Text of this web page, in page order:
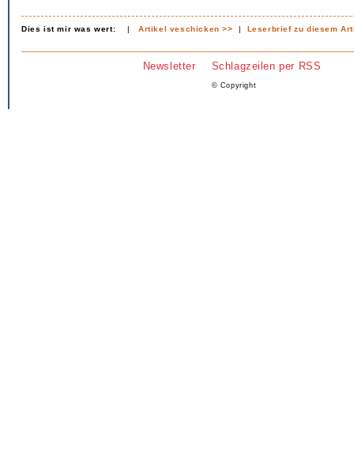
Dies ist mir was wert: |Artikel veschicken >> | Leserbrief zu diesem
Newsletter Schlagzeilen per RSS
© Copyright